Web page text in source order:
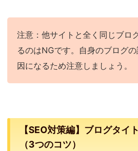
注意：他サイトと全く同じブロ
るのはNGです。自身のブログ
因になるため注意しましょう。
【SEO対策編】ブログタイ
（3つのコツ）